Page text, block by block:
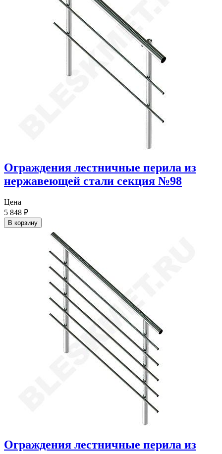
Ограждения лестничные перила из
нержавеющей стали секция №98
Цена
5 848 ₽
В корзину
Ограждения лестничные перила из